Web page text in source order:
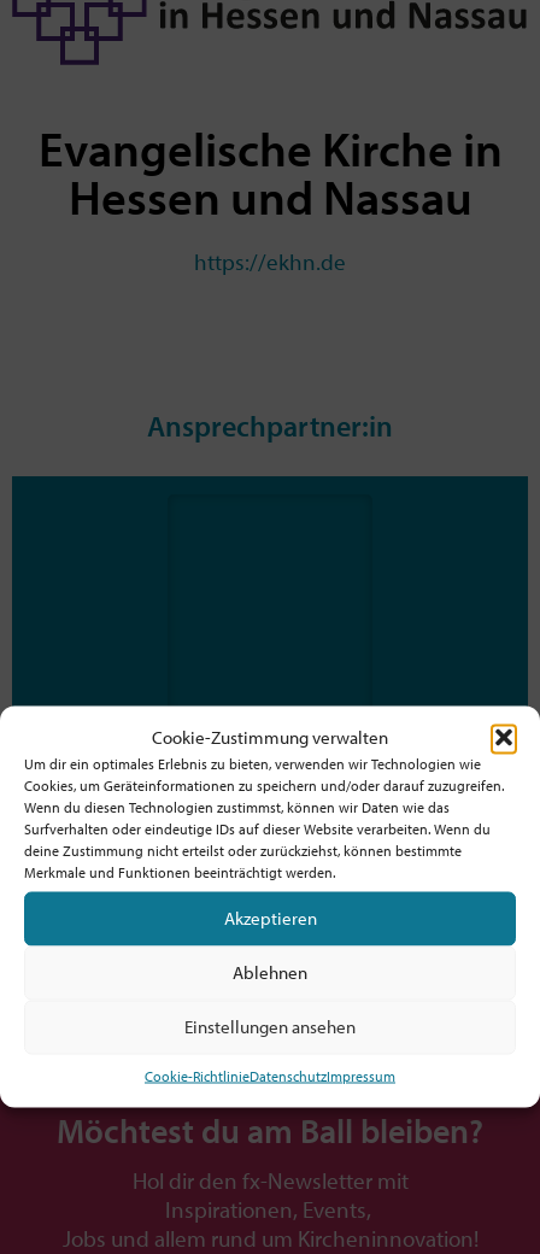
Cookie-Zustimmung verwalten
Um dir ein optimales Erlebnis zu bieten, verwenden wir Technologien wie
Cookies, um Geräteinformationen zu speichern und/oder darauf zuzugreifen.
Wenn du diesen Technologien zustimmst, können wir Daten wie das
Surfverhalten oder eindeutige IDs auf dieser Website verarbeiten. Wenn du
deine Zustimmung nicht erteilst oder zurückziehst, können bestimmte
Merkmale und Funktionen beeinträchtigt werden.
Akzeptieren
Ablehnen
Einstellungen ansehen
Cookie-RichtlinieDatenschutzImpressum
Evangelische Kirche in
Hessen und Nassau
https://ekhn.de
Ansprechpartner:in
Alexandra Beitz
Projektleitung Beratungs- und Koordinationsstelle
Innovation/Neue Ideen Kirchlicher Praxis
Alexandra.Beitz@ekhn.de
https://ekhn-spielraeume.de/
Möchtest du am Ball bleiben?
Hol dir den fx-Newsletter mit
Inspirationen, Events,
Jobs und allem rund um Kircheninnovation!